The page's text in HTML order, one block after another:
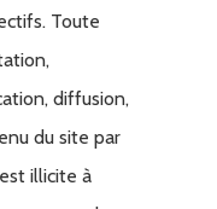
Toute
diffusion,
du site par
illicite à